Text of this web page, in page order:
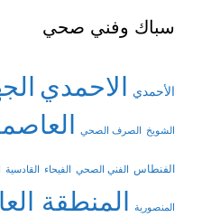
سباك وفني صحي
الأحمدي الاحمدي
الشويخ الصرف الصحي
الفنطاس الفني الصحي الفيحاء القادسية
المنصورية المنطقة